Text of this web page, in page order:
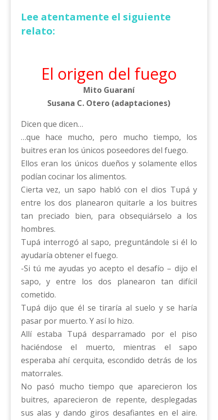
Lee atentamente el siguiente
relato:
El origen del fuego
Mito Guaraní
Susana C. Otero (adaptaciones)
Dicen que dicen…
…que hace mucho, pero mucho tiempo, los
buitres eran los únicos poseedores del fuego.
Ellos eran los únicos dueños y solamente ellos
podían cocinar los alimentos.
Cierta vez, un sapo habló con el dios Tupá y
entre los dos planearon quitarle a los buitres
tan preciado bien, para obsequiárselo a los
hombres.
Tupá interrogó al sapo, preguntándole si él lo
ayudaría obtener el fuego.
-Si tú me ayudas yo acepto el desafío – dijo el
sapo, y entre los dos planearon tan difícil
cometido.
Tupá dijo que él se tiraría al suelo y se haría
pasar por muerto. Y así lo hizo.
Allí estaba Tupá desparramado por el piso
haciéndose el muerto, mientras el sapo
esperaba ahí cerquita, escondido detrás de los
matorrales.
No pasó mucho tiempo que aparecieron los
buitres, aparecieron de repente, desplegadas
sus alas y dando giros desafiantes en el aire.